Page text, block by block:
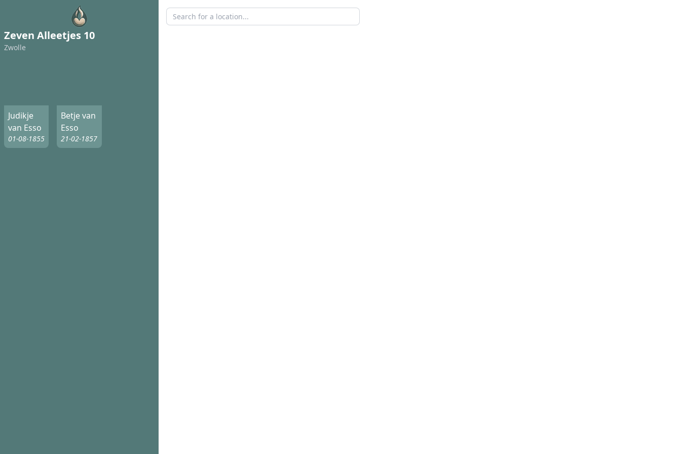
Zeven Alleetjes 10
Zwolle
Judikje
van Esso
01-08-1855
Betje van
Esso
21-02-1857